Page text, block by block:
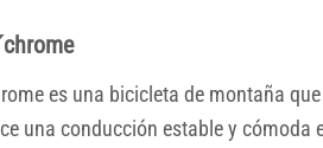
es una bicicleta de montaña
una conducción estable y cómoda